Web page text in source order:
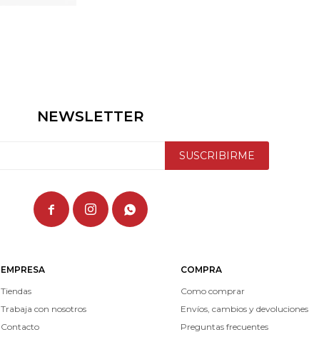
EMPRESA
Tiendas
Trabaja con nosotros
Contacto
COMPRA
Como comprar
Envíos, cambios y devoluciones
Preguntas frecuentes
NEWSLETTER
SUSCRIBIRME
  